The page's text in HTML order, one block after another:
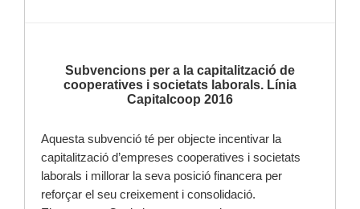
Subvencions per a la capitalització de
cooperatives i societats laborals. Línia
Capitalcoop 2016
Aquesta subvenció té per objecte incentivar la
capitalització d’empreses cooperatives i societats
laborals i millorar la seva posició financera per
reforçar el seu creixement i consolidació.